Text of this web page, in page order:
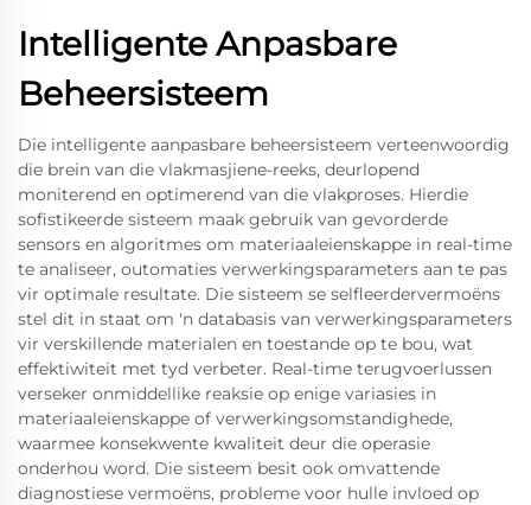
Intelligente Anpasbare
Beheersisteem
Die intelligente aanpasbare beheersisteem verteenwoordig
die brein van die vlakmasjiene-reeks, deurlopend
moniterend en optimerend van die vlakproses. Hierdie
sofistikeerde sisteem maak gebruik van gevorderde
sensors en algoritmes om materiaaleienskappe in real-time
te analiseer, outomaties verwerkingsparameters aan te pas
vir optimale resultate. Die sisteem se selfleerdervermoëns
stel dit in staat om 'n databasis van verwerkingsparameters
vir verskillende materialen en toestande op te bou, wat
effektiwiteit met tyd verbeter. Real-time terugvoerlussen
verseker onmiddellike reaksie op enige variasies in
materiaaleienskappe of verwerkingsomstandighede,
waarmee konsekwente kwaliteit deur die operasie
onderhou word. Die sisteem besit ook omvattende
diagnostiese vermoëns, probleme voor hulle invloed op